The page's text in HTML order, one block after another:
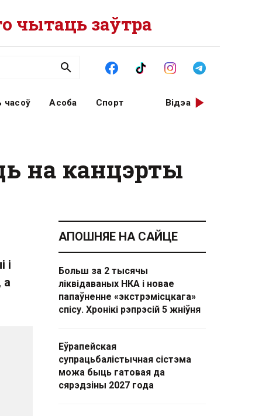
чытаць заўтра
часоў Асоба Спорт Відэа
на канцэрты
і
а
АПОШНЯЕ НА САЙЦЕ
Больш за 2 тысячы
ліквідаваных НКА і новае
папаўненне «экстрэмісцкага»
спісу. Хронікі рэпрэсій 5 жніўня
Еўрапейская
супрацьбалістычная сістэма
можа быць гатовая да
сярэдзіны 2027 года